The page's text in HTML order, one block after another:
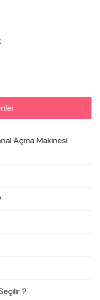
Açma Makinesi
?